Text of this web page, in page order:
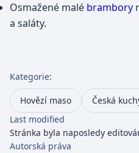
Osmažené malé brambory
a saláty.
Kategorie:
Hovězí maso Česká
Last modified
Stránka byla naposledy
Autorská práva